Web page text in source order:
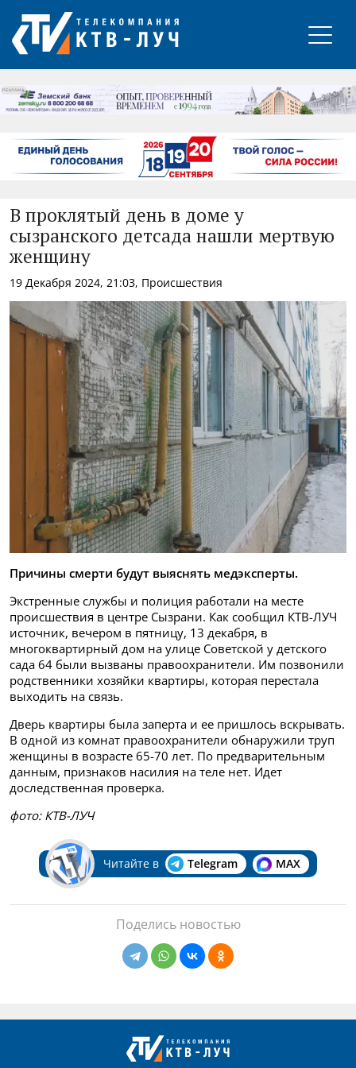
РЕКЛАМА
В проклятый день в доме у
сызранского детсада нашли мертвую
женщину
19 Декабря 2024, 21:03, Происшествия
Причины смерти будут выяснять медэксперты.
Экстренные службы и полиция работали на месте
происшествия в центре Сызрани. Как сообщил КТВ-ЛУЧ
источник, вечером в пятницу, 13 декабря, в
многоквартирный дом на улице Советской у детского
сада 64 были вызваны правоохранители. Им позвонили
родственники хозяйки квартиры, которая перестала
выходить на связь.
Дверь квартиры была заперта и ее пришлось вскрывать.
В одной из комнат правоохранители обнаружили труп
женщины в возрасте 65-70 лет. По предварительным
данным, признаков насилия на теле нет. Идет
доследственная проверка.
фото: КТВ-ЛУЧ
Читайте в Telegram MAX
Поделись новостью